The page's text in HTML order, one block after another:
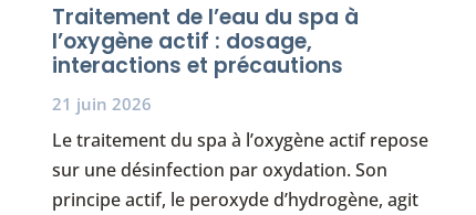
Traitement de l’eau du spa à
l’oxygène actif : dosage,
interactions et précautions
21 juin 2026
Le traitement du spa à l’oxygène actif repose
sur une désinfection par oxydation. Son
principe actif, le peroxyde d’hydrogène, agit